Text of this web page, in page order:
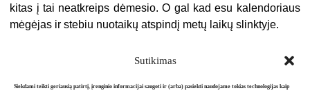
Sutikimas
Siekdami teikti geriausią patirtį, įrenginio informacijai saugoti ir (arba) pasiekti naudojame tokias technologijas kaip
kitas į tai neatkreips dėmesio. O gal kad esu kalendoriaus
mėgėjas ir stebiu nuotaikų atspindį metų laikų slinktyje.